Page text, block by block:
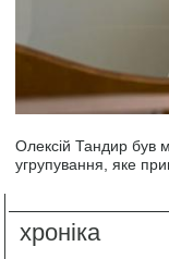
Олексій Тандир був
угрупування, яке
хроніка